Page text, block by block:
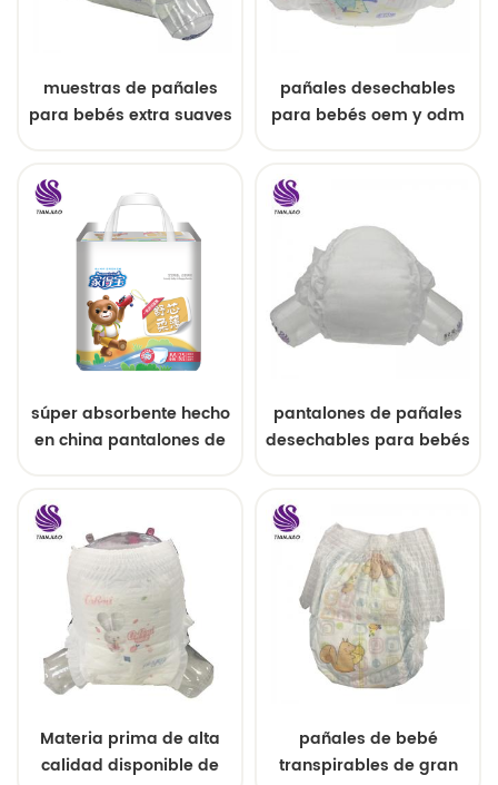
muestras de pañales
para bebés extra suaves
pañales desechables
para bebés oem y odm
súper absorbente hecho
en china pantalones de
pantalones de pañales
desechables para bebés
Materia prima de alta
calidad disponible de
pañales de bebé
transpirables de gran